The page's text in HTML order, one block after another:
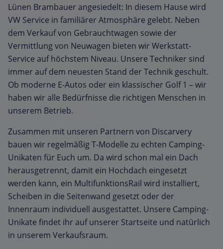
Lünen Brambauer angesiedelt: In diesem Hause wird
VW Service in familiärer Atmosphäre gelebt. Neben
dem Verkauf von Gebrauchtwagen sowie der
Vermittlung von Neuwagen bieten wir Werkstatt-
Service auf höchstem Niveau. Unsere Techniker sind
immer auf dem neuesten Stand der Technik geschult.
Ob moderne E-Autos oder ein klassischer Golf 1 – wir
haben wir alle Bedürfnisse die richtigen Menschen in
unserem Betrieb.
Zusammen mit unseren Partnern von Discarvery
bauen wir regelmäßig T-Modelle zu echten Camping-
Unikaten für Euch um. Da wird schon mal ein Dach
herausgetrennt, damit ein Hochdach eingesetzt
werden kann, ein MultifunktionsRail wird installiert,
Scheiben in die Seitenwand gesetzt oder der
Innenraum individuell ausgestattet. Unsere Camping-
Unikate findet ihr auf unserer Startseite und natürlich
in unserem Verkaufsraum.